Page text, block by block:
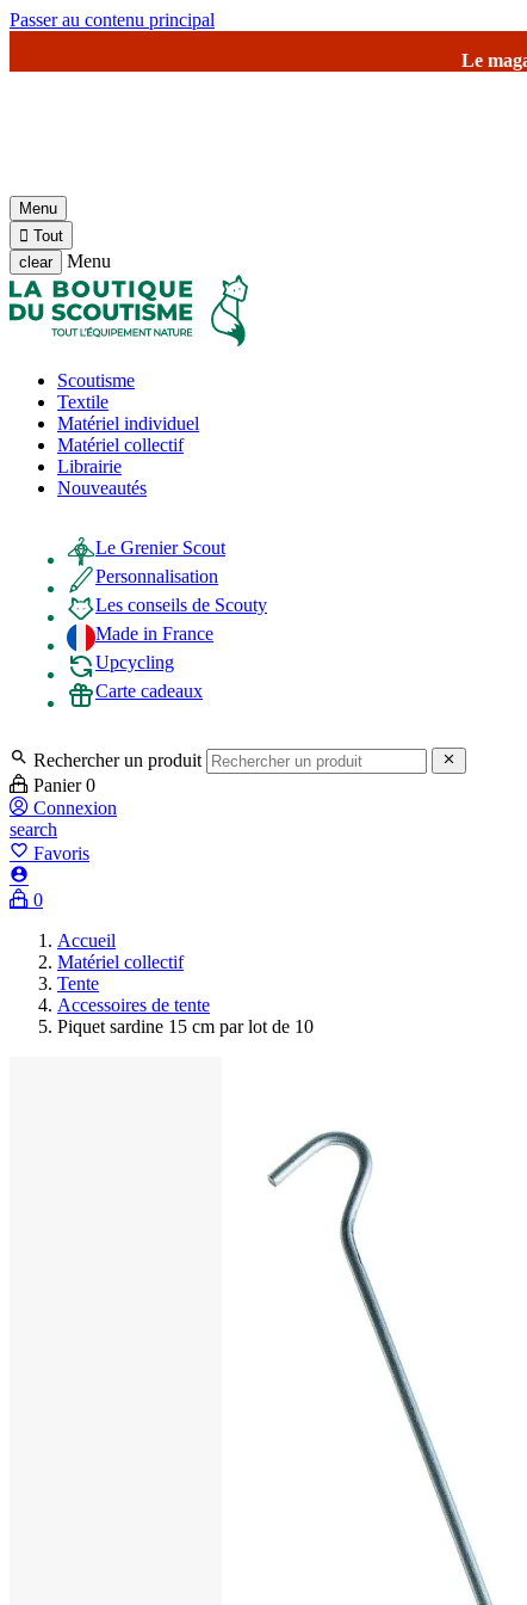
Passer au contenu principal
Le magasin de Jambville
Menu
 Tout
clear
Menu
Scoutisme
Textile
Matériel individuel
Matériel collectif
Librairie
Nouveautés
Le Grenier Scout
Personnalisation
Les conseils de Scouty
Made in France
Upcycling
Carte cadeaux
 Rechercher un produit 
Panier 0
Connexion
search
favorite_border Favoris

0
Accueil
Matériel collectif
Tente
Accessoires de tente
Piquet sardine 15 cm par lot de 10